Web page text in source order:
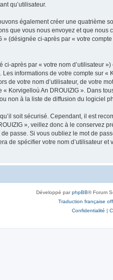
qu’utilisateur.
également créer une
que vous nous envoyez et que
» (désignée ci-après par « votre
après par « votre nom d’utilisateur
informations de votre compte sur
de votre nom d’utilisateur, de votre
Korvigelloù An DROUIZIG ». Dans
non à la liste de diffusion du logiciel
soit sécurisé. Cependant, il est
», veillez donc à le
passe. Si vous oubliez le mot de
de spécifier votre nom d’utilisateur
Développé parphpBB® Forum
Traduction française
Confidentialité |